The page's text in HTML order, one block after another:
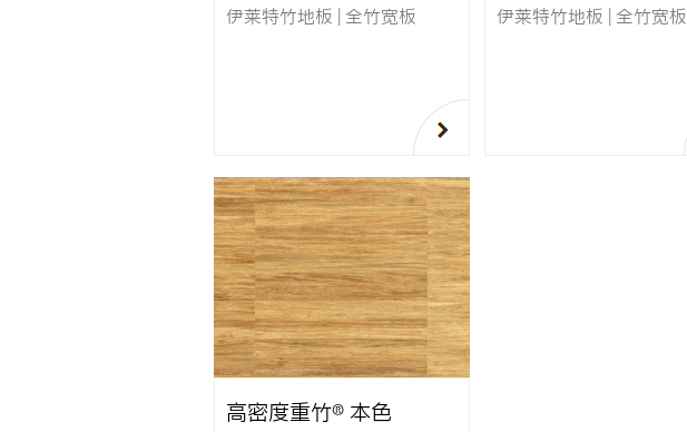
伊莱特竹地板 | 全竹宽板 伊莱特竹地板 | 全竹宽板
高密度重竹® 本色